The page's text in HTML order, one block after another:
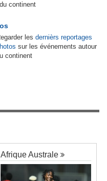
continent
les dernièrs reportages
sur les événements autour
continent
Afrique Australe